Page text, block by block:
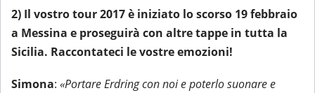
2) Il vostro tour 2017 è iniziato lo scorso 19 febbraio
a Messina e proseguirà con altre tappe in tutta la
Sicilia. Raccontateci le vostre emozioni!
Simona: «Portare Erdring con noi e poterlo suonare e